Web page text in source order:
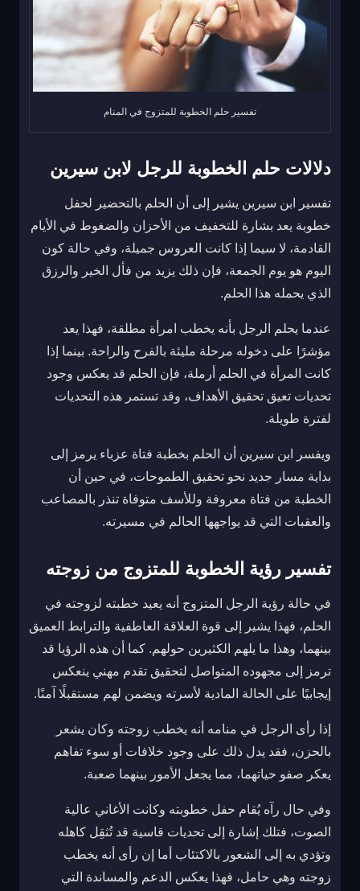
تفسير حلم الخطوبة للمتزوج في المنام
دلالات حلم الخطوبة للرجل لابن سيرين
تفسير ابن سيرين يشير إلى أن الحلم بالتحضير لحفل
خطوبة يعد بشارة للتخفيف من الأحزان والضغوط في الأيام
القادمة، لا سيما إذا كانت العروس جميلة، وفي حالة كون
اليوم هو يوم الجمعة، فإن ذلك يزيد من فأل الخير والرزق
الذي يحمله هذا الحلم.
عندما يحلم الرجل بأنه يخطب امرأة مطلقة، فهذا يعد
مؤشرًا على دخوله مرحلة مليئة بالفرح والراحة. بينما إذا
كانت المرأة في الحلم أرملة، فإن الحلم قد يعكس وجود
تحديات تعيق تحقيق الأهداف، وقد تستمر هذه التحديات
لفترة طويلة.
ويفسر ابن سيرين أن الحلم بخطبة فتاة عزباء يرمز إلى
بداية مسار جديد نحو تحقيق الطموحات، في حين أن
الخطبة من فتاة معروفة وللأسف متوفاة تنذر بالمصاعب
والعقبات التي قد يواجهها الحالم في مسيرته.
تفسير رؤية الخطوبة للمتزوج من زوجته
في حالة رؤية الرجل المتزوج أنه يعيد خطبته لزوجته في
الحلم، فهذا يشير إلى قوة العلاقة العاطفية والترابط العميق
بينهما، وهذا ما يلهم الكثيرين حولهم. كما أن هذه الرؤيا قد
ترمز إلى مجهوده المتواصل لتحقيق تقدم مهني ينعكس
إيجابيًا على الحالة المادية لأسرته ويضمن لهم مستقبلًا آمنًا.
إذا رأى الرجل في منامه أنه يخطب زوجته وكان يشعر
بالحزن، فقد يدل ذلك على وجود خلافات أو سوء تفاهم
يعكر صفو حياتهما، مما يجعل الأمور بينهما صعبة.
وفي حال رآه يُقام حفل خطوبته وكانت الأغاني عالية
الصوت، فتلك إشارة إلى تحديات قاسية قد تُثقِل كاهله
وتؤدي به إلى الشعور بالاكتئاب أما إن رأى أنه يخطب
زوجته وهي حامل، فهذا يعكس الدعم والمساندة التي